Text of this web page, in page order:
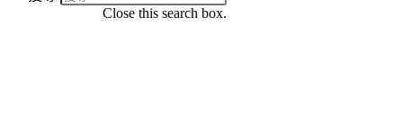
Close this search box.